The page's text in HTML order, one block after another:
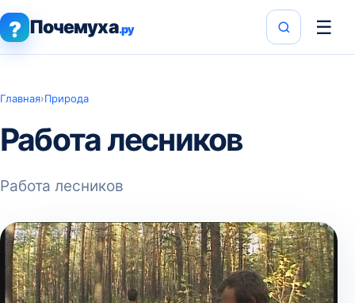
? Почемуха.ру ☰
Главная›Природа
Работа лесников
Работа лесников